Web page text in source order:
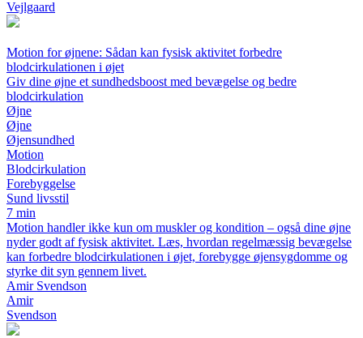
Vejlgaard
Motion for øjnene: Sådan kan fysisk aktivitet forbedre
blodcirkulationen i øjet
Giv dine øjne et sundhedsboost med bevægelse og bedre
blodcirkulation
Øjne
Øjne
Øjensundhed
Motion
Blodcirkulation
Forebyggelse
Sund livsstil
7 min
Motion handler ikke kun om muskler og kondition – også dine øjne
nyder godt af fysisk aktivitet. Læs, hvordan regelmæssig bevægelse
kan forbedre blodcirkulationen i øjet, forebygge øjensygdomme og
styrke dit syn gennem livet.
Amir Svendson
Amir
Svendson